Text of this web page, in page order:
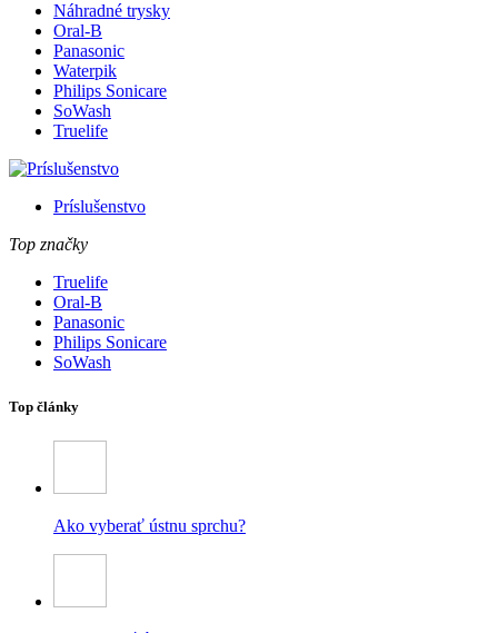
Náhradné trysky
Oral-B
Panasonic
Waterpik
Philips Sonicare
SoWash
Truelife
Príslušenstvo
Top značky
Truelife
Oral-B
Panasonic
Philips Sonicare
SoWash
Top články
Ako vyberať ústnu sprchu?